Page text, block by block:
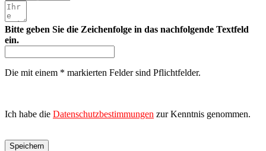
Bitte geben Sie die Zeichenfolge in das nachfolgende Textfeld
ein.
Die mit einem * markierten Felder sind Pflichtfelder.
Ich habe die Datenschutzbestimmungen zur Kenntnis genommen.
Speichern